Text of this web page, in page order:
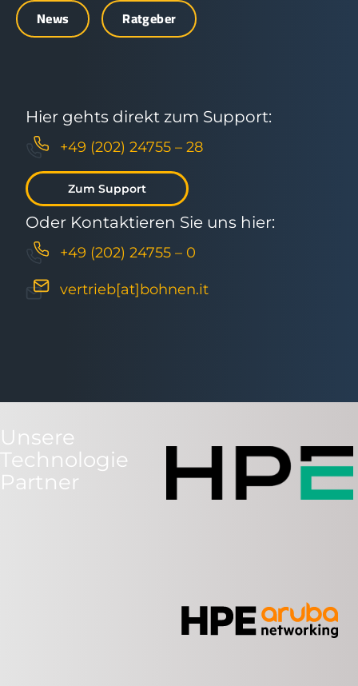
News Ratgeber
Hier gehts direkt zum Support:
+49 (202) 24755 – 28
Zum Support
Oder Kontaktieren Sie uns hier:
+49 (202) 24755 – 0
vertrieb[at]bohnen.it
Unsere
Technologie
Partner